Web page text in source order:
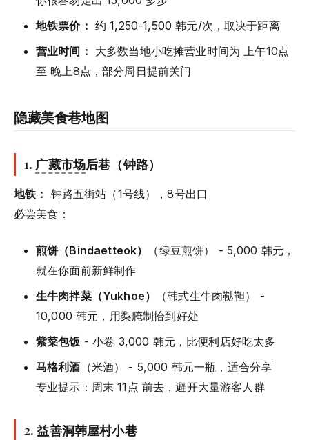
地铁票价： 约 1,250-1,500 韩元/次，取决于距离
营业时间： 大多数当地小吃摊营业时间为 上午10点
至 晚上8点，部分周日提前关门
隐藏美食巷地图
1. 广藏市场后巷（钟路）
地铁： 钟路五街站（1号线），8号出口
必尝美食：
煎饼（Bindaetteok）
（绿豆煎饼） - 5,000 韩元，
就在你面前新鲜制作
生牛肉拌菜（Yukhoe）
（韩式生牛肉鞑靼） -
10,000 韩元，用梨腌制恰到好处
紫菜包饭 - 小卷 3,000 韩元，比便利店好吃太多
马格利酒 （米酒） - 5,000 韩元一瓶，适合分享
专业提示：周末 11点 前去，避开大量游客人群
2. 益善洞韩屋村小巷